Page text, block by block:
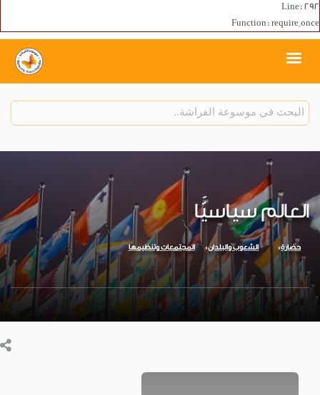
Line: 292
Function: require_once
العالم سياسيًّا
حضارة الشعوب والبلدان المجتمعات وتنظيمها